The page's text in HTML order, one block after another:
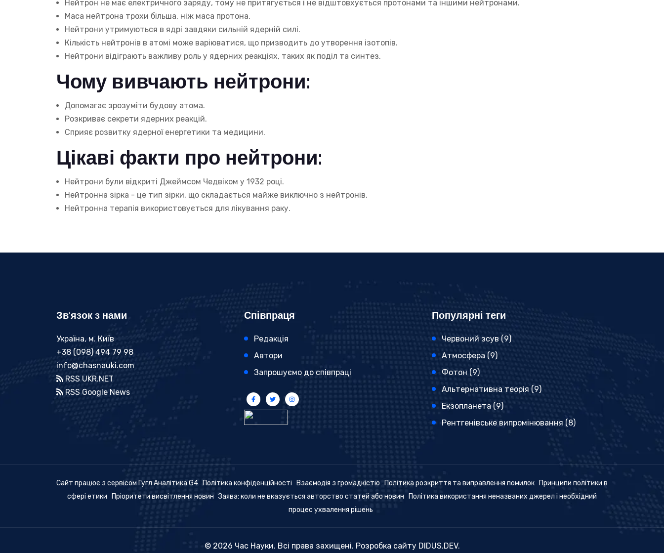
Нейтрон не має електричного заряду, тому не притягується і не відштовхується протонами та іншими нейтронами.
Маса нейтрона трохи більша, ніж маса протона.
Нейтрони утримуються в ядрі завдяки сильній ядерній силі.
Кількість нейтронів в атомі може варіюватися, що призводить до утворення ізотопів.
Нейтрони відіграють важливу роль у ядерних реакціях, таких як поділ та синтез.
Чому вивчають нейтрони:
Допомагає зрозуміти будову атома.
Розкриває секрети ядерних реакцій.
Сприяє розвитку ядерної енергетики та медицини.
Цікаві факти про нейтрони:
Нейтрони були відкриті Джеймсом Чедвіком у 1932 році.
Нейтронна зірка - це тип зірки, що складається майже виключно з нейтронів.
Нейтронна терапія використовується для лікування раку.
Зв'язок з нами
Україна, м. Київ
+38 (098) 494 79 98
info@chasnauki.com
RSS UKR.NET
RSS Google News
Співпраця
Редакція
Автори
Запрошуємо до співпраці
Популярні теги
Червоний зсув (9)
Атмосфера (9)
Фотон (9)
Альтернативна теорія (9)
Екзопланета (9)
Рентгенівське випромінювання (8)
Сайт працює з сервісом Гугл Аналітика G4 Політика конфіденційності Взаємодія з громадкістю Політика розкриття та виправлення помилок
Принципи політики в
сфері етики
Пріоритети висвітлення новин Заява: коли не вказується авторство статей або новин
Політика використання неназваних джерел і необхідний
процес ухвалення рішень
© 2026 Час Науки. Всі права захищені. Розробка сайту DIDUS.DEV.